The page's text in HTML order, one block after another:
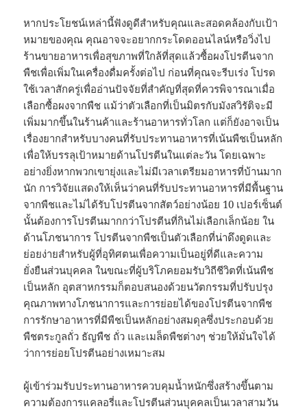
หากประโยชน์เหล่านี้ฟังดูดีสำหรับคุณและสอดคล้องกับเป้า
หมายของคุณ คุณอาจจะอยากกระโดดออนไลน์หรือวิ่งไป
ร้านขายอาหารเพื่อสุขภาพที่ใกล้ที่สุดแล้วซื้อผงโปรตีนจาก
พืชเพื่อเพิ่มในเครื่องดื่มครั้งต่อไป ก่อนที่คุณจะรีบเร่ง โปรด
ใช้เวลาสักครู่เพื่ออ่านปัจจัยที่สำคัญที่สุดที่ควรพิจารณาเมื่อ
เลือกซื้อผงจากพืช แม้ว่าตัวเลือกที่เป็นมิตรกับมังสวิรัติจะมี
เพิ่มมากขึ้นในร้านค้าและร้านอาหารทั่วโลก แต่ก็ยังอาจเป็น
เรื่องยากสำหรับบางคนที่รับประทานอาหารที่เน้นพืชเป็นหลัก
เพื่อให้บรรลุเป้าหมายด้านโปรตีนในแต่ละวัน โดยเฉพาะ
อย่างยิ่งหากพวกเขายุ่งและไม่มีเวลาเตรียมอาหารที่บ้านมาก
นัก การวิจัยแสดงให้เห็นว่าคนที่รับประทานอาหารที่มีพื้นฐาน
จากพืชและไม่ได้รับโปรตีนจากสัตว์อย่างน้อย 10 เปอร์เซ็นต์
นั้นต้องการโปรตีนมากกว่าโปรตีนที่กินไม่เลือกเล็กน้อย ใน
ด้านโภชนาการ โปรตีนจากพืชเป็นตัวเลือกที่น่าดึงดูดและ
ย่อยง่ายสำหรับผู้ที่อุทิศตนเพื่อความเป็นอยู่ที่ดีและความ
ยั่งยืนส่วนบุคคล ในขณะที่ผู้บริโภคยอมรับวิถีชีวิตที่เน้นพืช
เป็นหลัก อุตสาหกรรมก็ตอบสนองด้วยนวัตกรรมที่ปรับปรุง
คุณภาพทางโภชนาการและการย่อยได้ของโปรตีนจากพืช
การรักษาอาหารที่มีพืชเป็นหลักอย่างสมดุลซึ่งประกอบด้วย
พืชตระกูลถั่ว ธัญพืช ถั่ว และเมล็ดพืชต่างๆ ช่วยให้มั่นใจได้
ว่าการย่อยโปรตีนอย่างเหมาะสม
ผู้เข้าร่วมรับประทานอาหารควบคุมน้ำหนักซึ่งสร้างขึ้นตาม
ความต้องการแคลอรี่และโปรตีนส่วนบุคคลเป็นเวลาสามวัน